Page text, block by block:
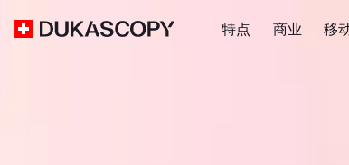
特点 商业 移